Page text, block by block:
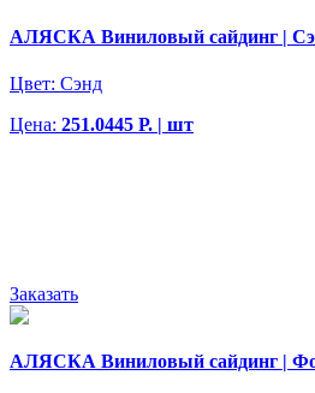
АЛЯСКА Виниловый сайдинг |
Цвет: Сэнд
Цена: 251.0445 Р. | шт
Заказать
АЛЯСКА Виниловый сайдинг |